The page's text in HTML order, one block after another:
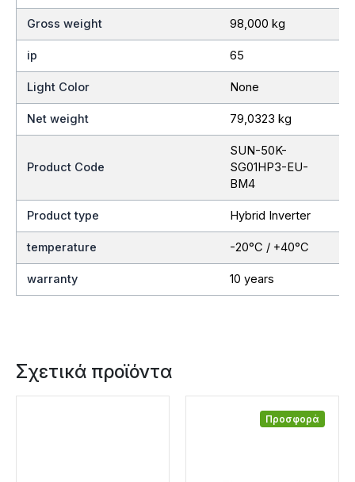
Gross weight 98,000 kg
ip 65
Light Color None
Net weight 79,0323 kg
Product Code
SUN-50K-
SG01HP3-EU-
BM4
Product type Hybrid Inverter
temperature -20°C / +40°C
warranty 10 years
Σχετικά προϊόντα
Προσφορά